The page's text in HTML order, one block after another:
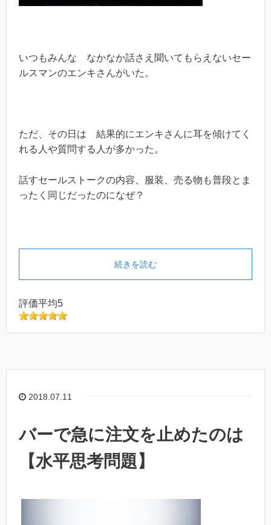
いつもみんな なかなか話さえ聞いてもらえないセー
ルスマンのエンキさんがいた。
ただ、その日は 結果的にエンキさんに耳を傾けてく
れる人や質問する人が多かった。
話すセールストークの内容、服装、売る物も普段とま
ったく同じだったのになぜ？
続きを読む
評価平均5
2018.07.11
バーで急に注文を止めたのは
【水平思考問題】